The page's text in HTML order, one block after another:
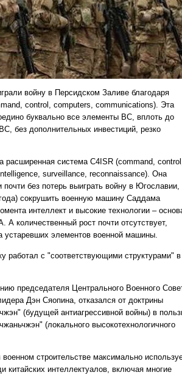
войну в Персидском Заливе благодаря
control, computers, communications). Эта
буквально все элементы ВС, вплоть до
без дополнительных инвестиций, резко
расширенная система C4ISR (command,
surveillance, reconnaissance). Она
без потерь выиграть войну в Югославии,
сокрушить военную машину Саддама
интеллект и высокие технологии –
А количественный рост почти отсутствует,
устаревших элементов военной машины.
работал с "соответствующими структурами" в
председателя Центрального Военного
Дэн Сяопина, отказался от доктрины
(будущей антиагрессивной войны) в
(локального высокотехнологичного
строительстве максимально
интеллектуалов, включая многие